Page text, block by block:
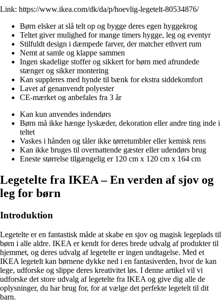
Link: https://www.ikea.com/dk/da/p/hoevlig-legetelt-80534876/
Børn elsker at slå telt op og bygge deres egen hyggekrog
Teltet giver mulighed for mange timers hygge, leg og eventyr
Stilfuldt design i dæmpede farver, der matcher ethvert rum
Nemt at samle og klappe sammen
Ingen skadelige stoffer og sikkert for børn med afrundede
stænger og sikker montering
Kan suppleres med hynde til bænk for ekstra siddekomfort
Lavet af genanvendt polyester
CE-mærket og anbefales fra 3 år
Kan kun anvendes indendørs
Børn må ikke hænge lyskæder, dekoration eller andre ting inde i
teltet
Vaskes i hånden og tåler ikke tørretumbler eller kemisk rens
Kan ikke bruges til overnattende gæster eller udendørs brug
Eneste størrelse tilgængelig er 120 cm x 120 cm x 164 cm
Legetelte fra IKEA – En verden af sjov og
leg for børn
Introduktion
Legetelte er en fantastisk måde at skabe en sjov og magisk legeplads til
børn i alle aldre. IKEA er kendt for deres brede udvalg af produkter til
hjemmet, og deres udvalg af legetelte er ingen undtagelse. Med et
IKEA legetelt kan børnene dykke ned i en fantasiverden, hvor de kan
lege, udforske og slippe deres kreativitet løs. I denne artikel vil vi
udforske det store udvalg af legetelte fra IKEA og give dig alle de
oplysninger, du har brug for, for at vælge det perfekte legetelt til dit
barn.